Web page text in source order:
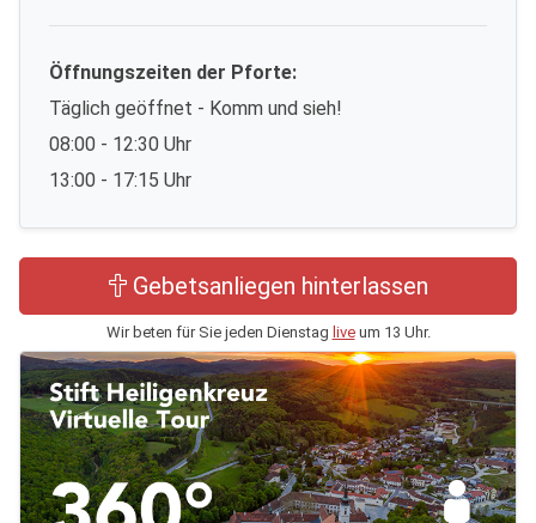
Öffnungszeiten der Pforte:
Täglich geöffnet - Komm und sieh!
08:00 - 12:30 Uhr
13:00 - 17:15 Uhr
Gebetsanliegen hinterlassen
Wir beten für Sie jeden Dienstag liveum 13 Uhr.